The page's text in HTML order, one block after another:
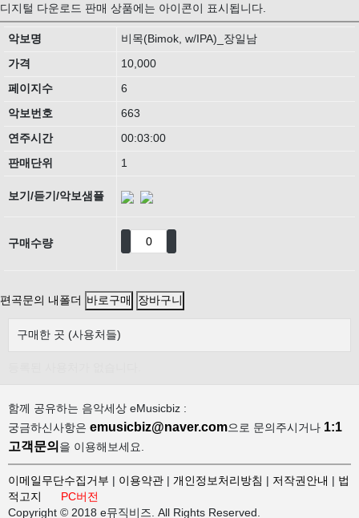
디지털 다운로드 판매 상품에는 아이콘이 표시됩니다.
악보명 비목(Bimok, w/IPA)_장일남
가격 10,000
페이지수 6
악보번호 663
연주시간 00:03:00
판매단위 1
보기/듣기/악보샘플
구매수량
편곡문의 내폴더
구매한 곳 (사용처들)
함께 공유하는 음악세상 eMusicbiz :
궁금하신사항은 emusicbiz@naver.com으로 문의주시거나 1:1
고객문의 을 이용해보세요.
이메일무단수집거부 이용약관 개인정보처리방침 저작권안내
법
적고지
PC버전
Copyright © 2018 e뮤직비즈. All Rights Reserved.